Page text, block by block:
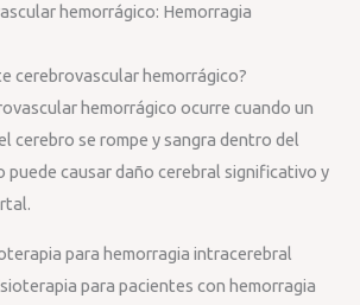
hemorrágico: Hemorragia
cerebrovascular hemorrágico?
hemorrágico ocurre cuando un
cerebro se rompe y sangra dentro del
puede causar daño cerebral significativo y
para hemorragia intracerebral
para pacientes con hemorragia